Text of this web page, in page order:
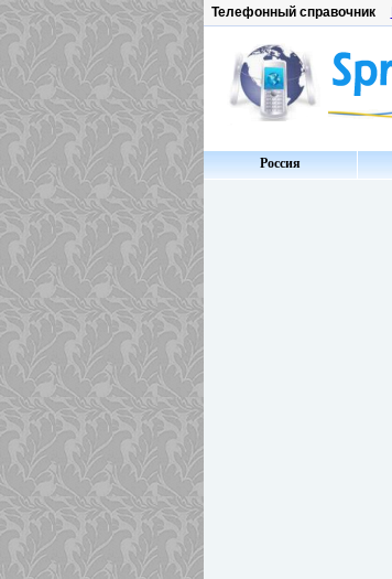
Телефонный справочник
Россия